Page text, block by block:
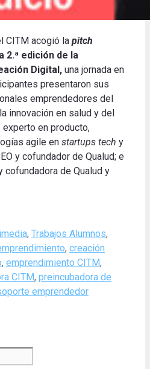
CITM acogió la pitch
2.ª edición de la
Digital, una jornada en
presentaron sus
emprendedores del
innovación en salud y del
experto en producto,
agile en startups tech y
y cofundador de Qualud; e
cofundadora de Qualud y
, Trabajos Alumnos,
, creación
, emprendimiento CITM,
CITM, preincubadora de
emprendedor